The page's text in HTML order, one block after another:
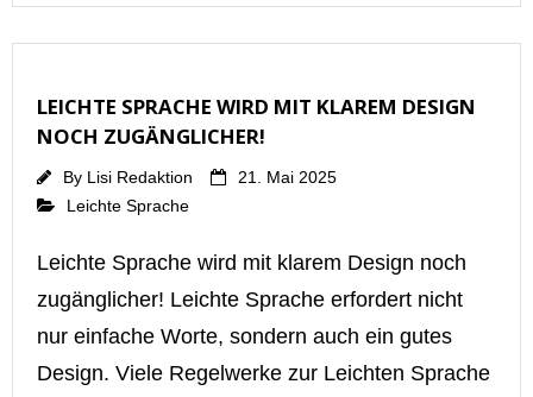
LEICHTE SPRACHE WIRD MIT KLAREM DESIGN
NOCH ZUGÄNGLICHER!
By Lisi Redaktion
21. Mai 2025
Leichte Sprache
Leichte Sprache wird mit klarem Design noch
zugänglicher! Leichte Sprache erfordert nicht
nur einfache Worte, sondern auch ein gutes
Design. Viele Regelwerke zur Leichten Sprache